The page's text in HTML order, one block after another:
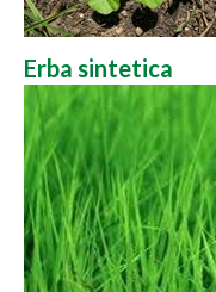
Erba sintetica